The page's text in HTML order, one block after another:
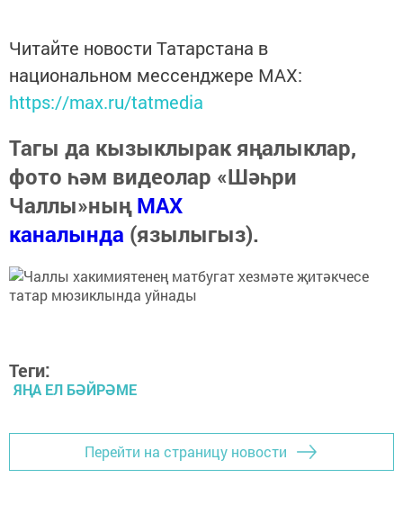
Читайте новости Татарстана в
национальном мессенджере MАХ:
https://max.ru/tatmedia
Тагы да кызыклырак яңалыклар,
фото һәм видеолар «Шәһри
Чаллы»ныңMAX
каналында (язылыгыз).
Теги:
ЯҢА ЕЛ БӘЙРӘМЕ
Перейти на страницу новости